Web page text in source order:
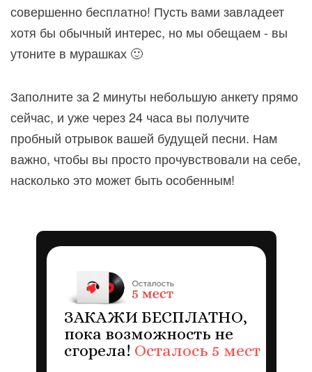
совершенно бесплатно! Пусть вами завладеет
хотя бы обычный интерес, но мы обещаем - вы
утоните в мурашках 🙂
Заполните за 2 минуты небольшую анкету прямо
сейчас, и уже через 24 часа вы получите
пробный отрывок вашей будущей песни. Нам
важно, чтобы вы просто прочувствовали на себе,
насколько это может быть особенным!
ЗАКАЖИ БЕСПЛАТНО,
пока возможность не
сгорела! Осталось 5 мест